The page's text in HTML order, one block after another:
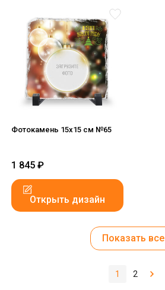
Фотокамень 15х15 см №65
1 845 ₽
Открыть дизайн
Показать все
1 2